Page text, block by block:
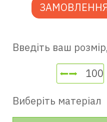
Введіть ваш
Виберіть матеріал